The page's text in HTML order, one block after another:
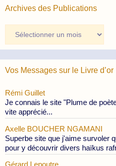
Archives des Publications
des
Publications
Vos Messages sur le Livre d’or
Rémi Guillet
Je connais le site "Plume de
vite apprécié...
Axelle BOUCHER NGAMANI
Superbe site que j'aime survoler
pour y découvrir divers haïkus